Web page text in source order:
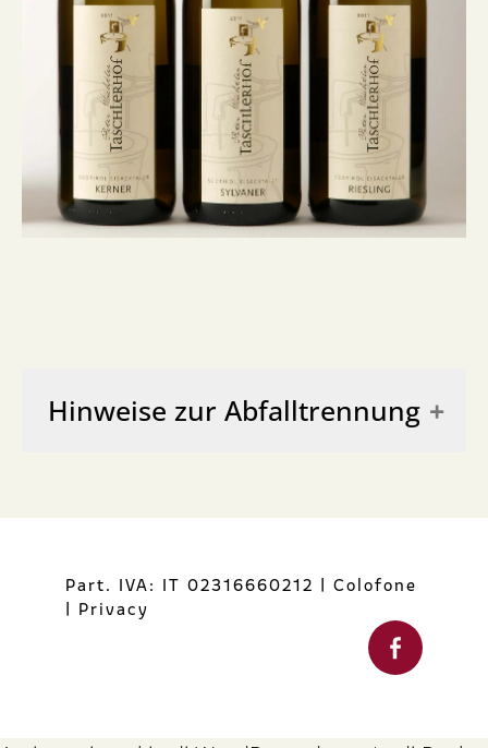
Hinweise zur Abfalltrennung
GL 71 - Glas - Abfalltrennung
Part. IVA: IT 02316660212 | Colofone
| Privacy